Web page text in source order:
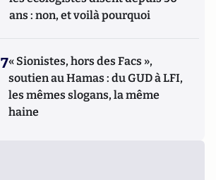
ans : non, et voilà pourquoi
7« Sionistes, hors des Facs »,
soutien au Hamas : du GUD à LFI,
les mêmes slogans, la même
haine